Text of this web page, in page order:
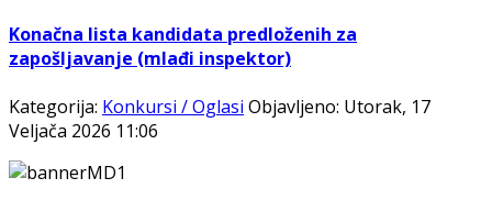
Konačna lista kandidata predloženih za
zapošljavanje (mlađi inspektor)
Kategorija: Konkursi / Oglasi Objavljeno: Utorak, 17
Veljača 2026 11:06